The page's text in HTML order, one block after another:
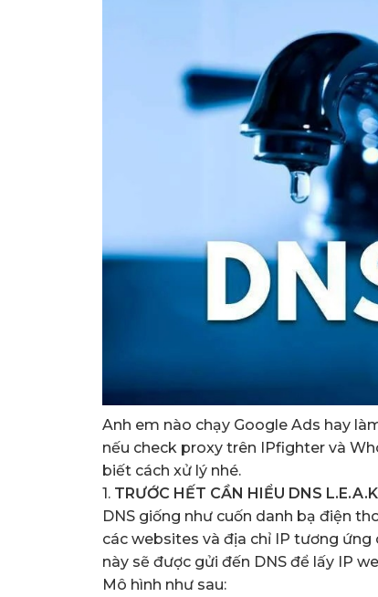
Anh em nào chạy Google Ads hay
nếu check proxy trên IPfighter và
biết cách xử lý nhé.
1. TRƯỚC HẾT CẦN HIỂU DNS
DNS giống như cuốn danh bạ điện
các websites và địa chỉ IP tương
này sẽ được gửi đến DNS để lấy IP
Mô hình như sau: